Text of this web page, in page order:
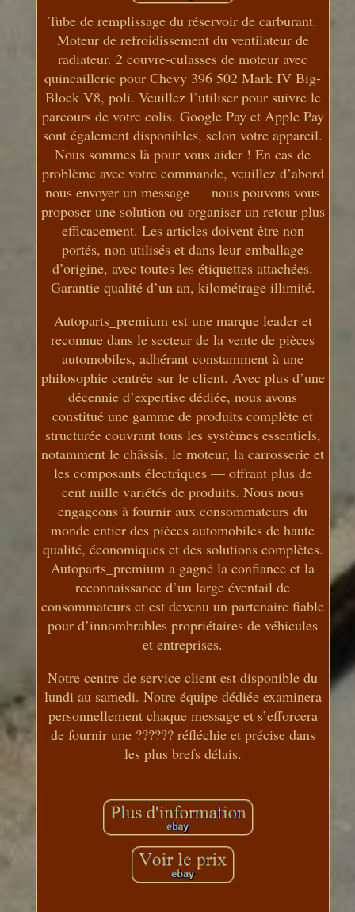
Tube de remplissage du réservoir de carburant.
Moteur de refroidissement du ventilateur de
radiateur. 2 couvre-culasses de moteur avec
quincaillerie pour Chevy 396 502 Mark IV Big-
Block V8, poli. Veuillez l’utiliser pour suivre le
parcours de votre colis. Google Pay et Apple Pay
sont également disponibles, selon votre appareil.
Nous sommes là pour vous aider ! En cas de
problème avec votre commande, veuillez d’abord
nous envoyer un message — nous pouvons vous
proposer une solution ou organiser un retour plus
efficacement. Les articles doivent être non
portés, non utilisés et dans leur emballage
d’origine, avec toutes les étiquettes attachées.
Garantie qualité d’un an, kilométrage illimité.
Autoparts_premium est une marque leader et
reconnue dans le secteur de la vente de pièces
automobiles, adhérant constamment à une
philosophie centrée sur le client. Avec plus d’une
décennie d’expertise dédiée, nous avons
constitué une gamme de produits complète et
structurée couvrant tous les systèmes essentiels,
notamment le châssis, le moteur, la carrosserie et
les composants électriques — offrant plus de
cent mille variétés de produits. Nous nous
engageons à fournir aux consommateurs du
monde entier des pièces automobiles de haute
qualité, économiques et des solutions complètes.
Autoparts_premium a gagné la confiance et la
reconnaissance d’un large éventail de
consommateurs et est devenu un partenaire fiable
pour d’innombrables propriétaires de véhicules
et entreprises.
Notre centre de service client est disponible du
lundi au samedi. Notre équipe dédiée examinera
personnellement chaque message et s’efforcera
de fournir une ?????? réfléchie et précise dans
les plus brefs délais.